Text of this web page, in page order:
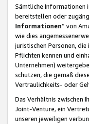
Sämtliche Informationen
bereitstellen oder
Informationen“ von
wie dies
juristischen Personen,
Pflichten kennen und
Unternehmen)
schützen, die gemäß
Vertraulichkeits- oder
Das Verhältnis zwischen
Joint-Venture, ein
unseren jeweiligen